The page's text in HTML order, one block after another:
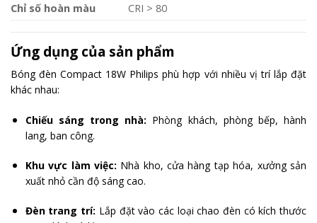
Chỉ số hoàn màu
CRI > 80
Ứng dụng của sản phẩm
Bóng đèn Compact 18W Philips phù hợp với nhiều vị trí lắp đặt
khác nhau:
Chiếu sáng trong nhà: Phòng khách, phòng bếp, hành
lang, ban công.
Khu vực làm việc: Nhà kho, cửa hàng tạp hóa, xưởng sản
xuất nhỏ cần độ sáng cao.
Đèn trang trí: Lắp đặt vào các loại chao đèn có kích thước